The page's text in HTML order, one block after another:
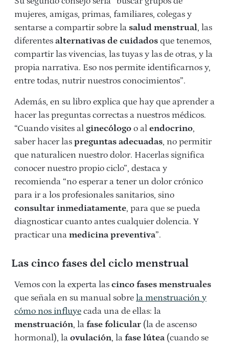
mujeres, amigas, primas, familiares, colegas y
sentarse a compartir sobre la salud menstrual, las
diferentes alternativas de cuidados que tenemos,
compartir las vivencias, las tuyas y las de otras, y la
propia narrativa. Eso nos permite identificarnos y,
entre todas, nutrir nuestros conocimientos”.
Además, en su libro explica que hay que aprender a
hacer las preguntas correctas a nuestros médicos.
“Cuando visites al ginecólogo o al endocrino,
saber hacer las preguntas adecuadas, no permitir
que naturalicen nuestro dolor. Hacerlas significa
conocer nuestro propio ciclo”, destaca y
recomienda “no esperar a tener un dolor crónico
para ir a los profesionales sanitarios, sino
consultar inmediatamente, para que se pueda
diagnosticar cuanto antes cualquier dolencia. Y
practicar una medicina preventiva”.
Las cinco fases del ciclo menstrual
Vemos con la experta las cinco fases menstruales
que señala en su manual sobre la menstruación y
cómo nos influye cada una de ellas: la
menstruación, la fase folicular (la de ascenso
hormonal), la ovulación, la fase lútea (cuando se